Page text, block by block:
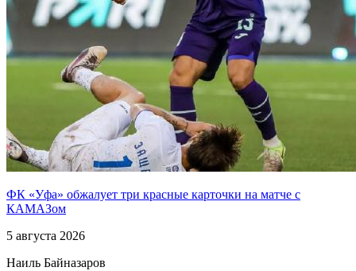
ФК «Уфа» обжалует три красные карточки на матче с
КАМАЗом
5 августа 2026
Наиль Байназаров